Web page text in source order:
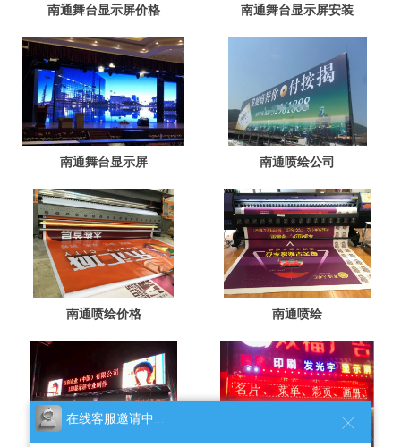
南通舞台显示屏价格 南通舞台显示屏安装
南通舞台显示屏 南通喷绘公司
南通喷绘价格 南通喷绘
在线客服邀请中...